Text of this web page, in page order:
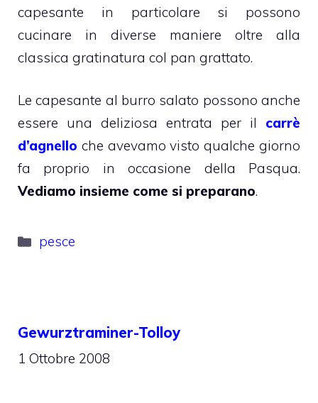
capesante in particolare si possono
cucinare in diverse maniere oltre alla
classica gratinatura col pan grattato.
Le capesante al burro salato possono anche
essere una deliziosa entrata per il carrè
d’agnello che avevamo visto qualche giorno
fa proprio in occasione della Pasqua.
Vediamo insieme come si preparano.
Categorie
pesce
Gewurztraminer-Tolloy
1 Ottobre 2008